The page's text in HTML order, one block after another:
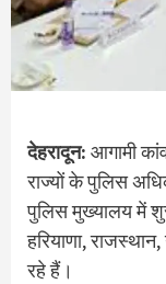
देहरादून: आगामी
राज्यों के पुलिस
पुलिस मुख्यालय में
हरियाणा,
रहे हैं।